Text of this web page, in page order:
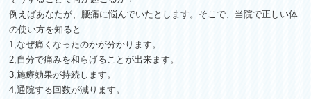
例えばあなたが、腰痛に悩んでいたとします。そこで、当院で正しい体
の使い方を知ると…
1,なぜ痛くなったのかが分かります。
2,自分で痛みを和らげることが出来ます。
3,施療効果が持続します。
4,通院する回数が減ります。